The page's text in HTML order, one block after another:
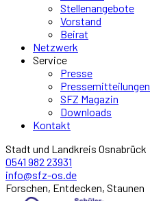
Stellenangebote
Vorstand
Beirat
Netzwerk
Service
Presse
Pressemitteilungen
SFZ Magazin
Downloads
Kontakt
Stadt und Landkreis Osnabrück
0541 982 23931
info@sfz-os.de
Forschen, Entdecken, Staunen